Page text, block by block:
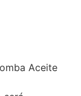
Aceite